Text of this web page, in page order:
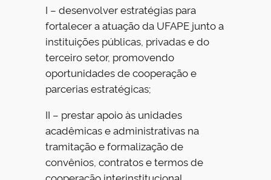
I – desenvolver estratégias para
fortalecer a atuação da UFAPE junto a
instituições públicas, privadas e do
terceiro setor, promovendo
oportunidades de cooperação e
parcerias estratégicas;
II – prestar apoio às unidades
acadêmicas e administrativas na
tramitação e formalização de
convênios, contratos e termos de